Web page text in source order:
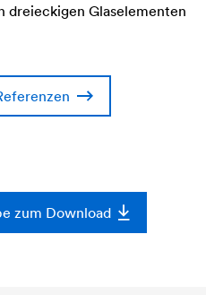
dreieckigen Glaselementen
zum Download